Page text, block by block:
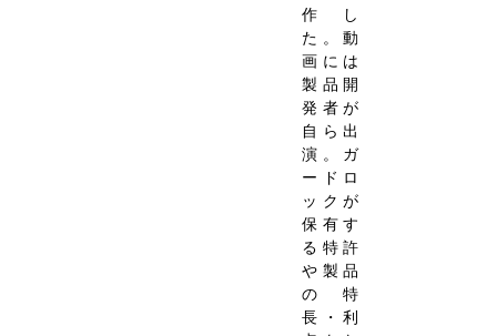
作し
た。動
画には
製品開
発者が
自ら出
演。ガ
ードロ
ックが
保有す
る特許
や製品
の特
長・利